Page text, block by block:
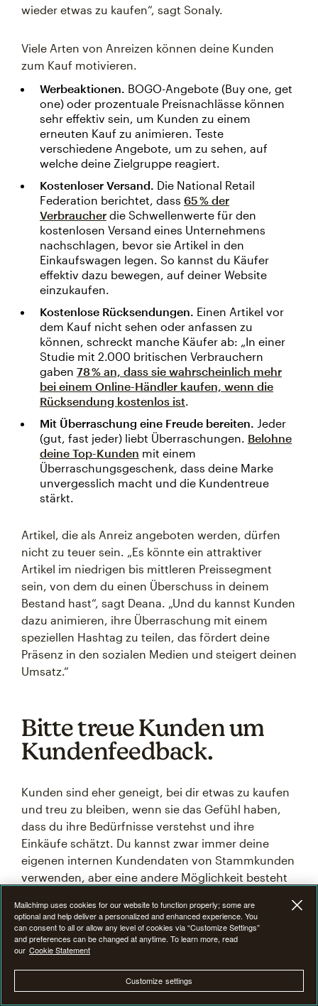
wieder etwas zu kaufen“, sagt Sonaly.
Viele Arten von Anreizen können deine Kunden
zum Kauf motivieren.
Werbeaktionen. BOGO-Angebote (Buy one, get
one) oder prozentuale Preisnachlässe können
sehr effektiv sein, um Kunden zu einem
erneuten Kauf zu animieren. Teste
verschiedene Angebote, um zu sehen, auf
welche deine Zielgruppe reagiert.
Kostenloser Versand. Die National Retail
Federation berichtet, dass 65 % der
Verbraucher die Schwellenwerte für den
kostenlosen Versand eines Unternehmens
nachschlagen, bevor sie Artikel in den
Einkaufswagen legen. So kannst du Käufer
effektiv dazu bewegen, auf deiner Website
einzukaufen.
Kostenlose Rücksendungen. Einen Artikel vor
dem Kauf nicht sehen oder anfassen zu
können, schreckt manche Käufer ab: „In einer
Studie mit 2.000 britischen Verbrauchern
gaben 78 % an, dass sie wahrscheinlich mehr
bei einem Online-Händler kaufen, wenn die
Rücksendung kostenlos ist.
Mit Überraschung eine Freude bereiten. Jeder
(gut, fast jeder) liebt Überraschungen. Belohne
deine Top-Kunden mit einem
Überraschungsgeschenk, dass deine Marke
unvergesslich macht und die Kundentreue
stärkt.
Artikel, die als Anreiz angeboten werden, dürfen
nicht zu teuer sein. „Es könnte ein attraktiver
Artikel im niedrigen bis mittleren Preissegment
sein, von dem du einen Überschuss in deinem
Bestand hast“, sagt Deana. „Und du kannst Kunden
dazu animieren, ihre Überraschung mit einem
speziellen Hashtag zu teilen, das fördert deine
Präsenz in den sozialen Medien und steigert deinen
Umsatz.“
Bitte treue Kunden um
Kundenfeedback.
Kunden sind eher geneigt, bei dir etwas zu kaufen
und treu zu bleiben, wenn sie das Gefühl haben,
dass du ihre Bedürfnisse verstehst und ihre
Einkäufe schätzt. Du kannst zwar immer deine
eigenen internen Kundendaten von Stammkunden
verwenden, aber eine andere Möglichkeit besteht
Umfragen können Kunden mit deiner Marke
ansprechen und dir dabei helfen, herauszufinden,
was sie an deinen Produkten oder Dienstleistungen
mögen, was sie über deine Konkurrenz denken und
Mailchimp uses cookies for our website to function properly; some are
optional and help deliver a personalized and enhanced experience. You
can consent to all or allow any level of cookies via “Customize Settings”
and preferences can be changed at anytime. To learn more, read
our Cookie Statement
Customize settings